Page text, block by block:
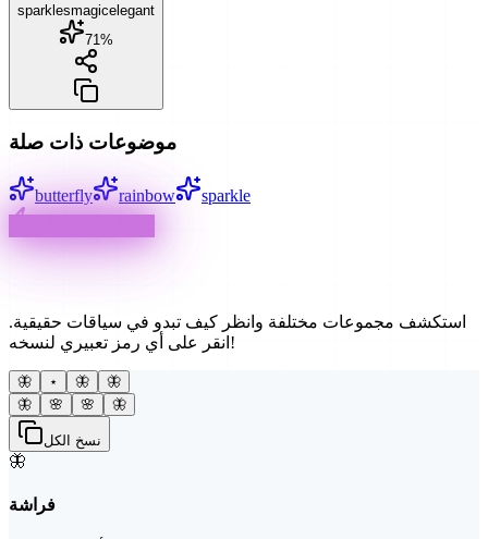
sparklesmagicelegant
71%
موضوعات ذات صلة
butterfly rainbow sparkle
استكشف مجموعات مختلفة وانظر كيف تبدو في سياقات حقيقية.
انقر على أي رمز تعبيري لنسخه!
🦋 ⋆ 🦋
🦋
🦋
🌸 🌸 🦋
نسخ الكل
🦋
فراشة